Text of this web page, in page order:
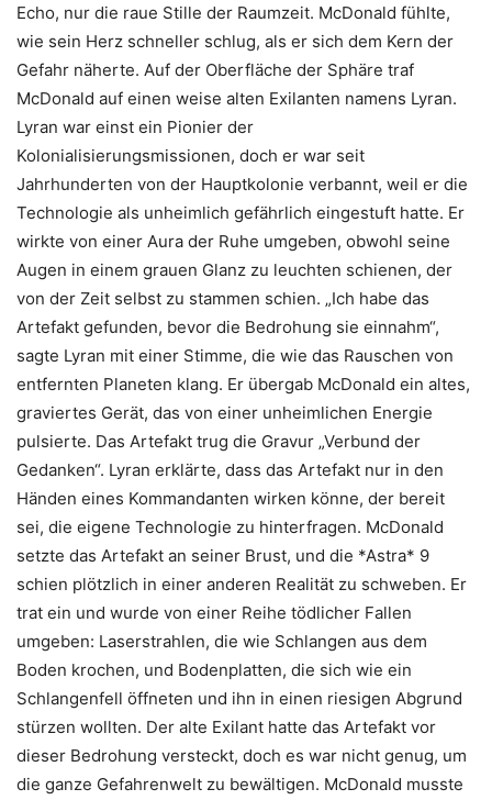
Echo, nur die raue Stille der Raumzeit. McDonald fühlte,
wie sein Herz schneller schlug, als er sich dem Kern der
Gefahr näherte. Auf der Oberfläche der Sphäre traf
McDonald auf einen weise alten Exilanten namens Lyran.
Lyran war einst ein Pionier der
Kolonialisierungsmissionen, doch er war seit
Jahrhunderten von der Hauptkolonie verbannt, weil er die
Technologie als unheimlich gefährlich eingestuft hatte. Er
wirkte von einer Aura der Ruhe umgeben, obwohl seine
Augen in einem grauen Glanz zu leuchten schienen, der
von der Zeit selbst zu stammen schien. „Ich habe das
Artefakt gefunden, bevor die Bedrohung sie einnahm“,
sagte Lyran mit einer Stimme, die wie das Rauschen von
entfernten Planeten klang. Er übergab McDonald ein altes,
graviertes Gerät, das von einer unheimlichen Energie
pulsierte. Das Artefakt trug die Gravur „Verbund der
Gedanken“. Lyran erklärte, dass das Artefakt nur in den
Händen eines Kommandanten wirken könne, der bereit
sei, die eigene Technologie zu hinterfragen. McDonald
setzte das Artefakt an seiner Brust, und die *Astra* 9
schien plötzlich in einer anderen Realität zu schweben. Er
trat ein und wurde von einer Reihe tödlicher Fallen
umgeben: Laserstrahlen, die wie Schlangen aus dem
Boden krochen, und Bodenplatten, die sich wie ein
Schlangenfell öffneten und ihn in einen riesigen Abgrund
stürzen wollten. Der alte Exilant hatte das Artefakt vor
dieser Bedrohung versteckt, doch es war nicht genug, um
die ganze Gefahrenwelt zu bewältigen. McDonald musste